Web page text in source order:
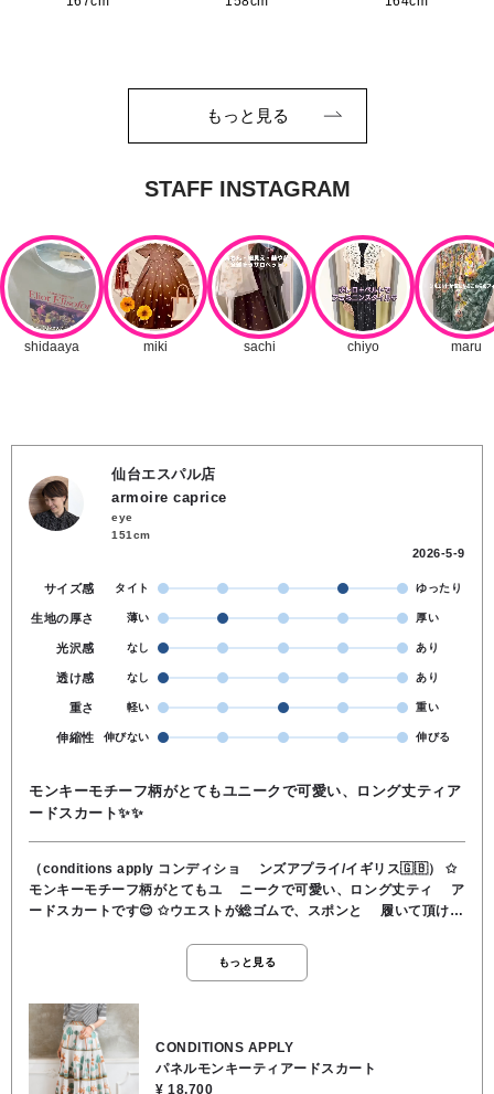
もっと見る
仙台エスパル店
armoire caprice
eye
151cm
2026-5-9
サイズ感 タイト ゆったり
生地の厚さ 薄い 厚い
光沢感 なし あり
透け感 なし あり
重さ 軽い 重い
伸縮性 伸びない 伸びる
モンキーモチーフ柄がとてもユニークで可愛い、ロング丈ティア
ードスカート✨✨
（conditions apply コンディショ ンズアプライ/イギリス🇬🇧） ✩
モンキーモチーフ柄がとてもユ ニークで可愛い、ロング丈ティ ア
ードスカートです😌 ✩ウエストが総ゴムで、スポンと 履いて頂けま
刺繍 糸が束で入り、ポイントになり ます👀 ✩小柄な方にも、
くるぶしくらい で履いて頂ける丈感になります 😄 ✩大人可愛く
✩素材… 綿100% ✩取り扱い方法… 手洗い可
もっと見る
CONDITIONS APPLY
パネルモンキーティアードスカート
¥ 18,700